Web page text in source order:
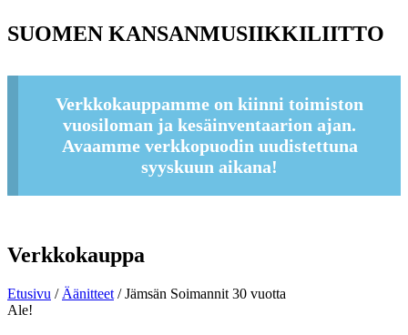
SUOMEN KANSANMUSIIKKILIITTO
Verkkokauppamme on kiinni toimiston
vuosiloman ja kesäinventaarion ajan.
Avaamme verkkopuodin uudistettuna
syyskuun aikana!
Verkkokauppa
Etusivu / Äänitteet / Jämsän Soimannit 30 vuotta
Ale!